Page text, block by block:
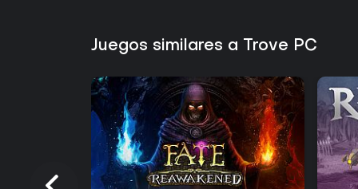
Juegos similares a Trove PC